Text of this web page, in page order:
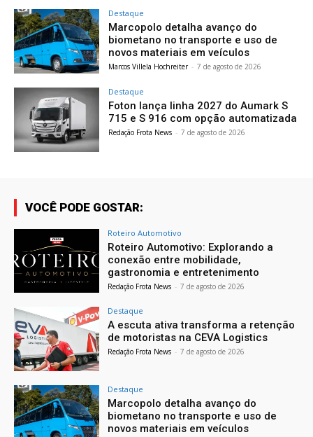
Destaque
Marcopolo detalha avanço do
biometano no transporte e uso de
novos materiais em veículos
Marcos Villela Hochreiter - 7 de agosto de 2026
Destaque
Foton lança linha 2027 do Aumark S
715 e S 916 com opção automatizada
Redação Frota News - 7 de agosto de 2026
VOCÊ PODE GOSTAR:
Roteiro Automotivo
Roteiro Automotivo: Explorando a
conexão entre mobilidade,
gastronomia e entretenimento
Redação Frota News - 7 de agosto de 2026
Destaque
A escuta ativa transforma a retenção
de motoristas na CEVA Logistics
Redação Frota News - 7 de agosto de 2026
Destaque
Marcopolo detalha avanço do
biometano no transporte e uso de
novos materiais em veículos